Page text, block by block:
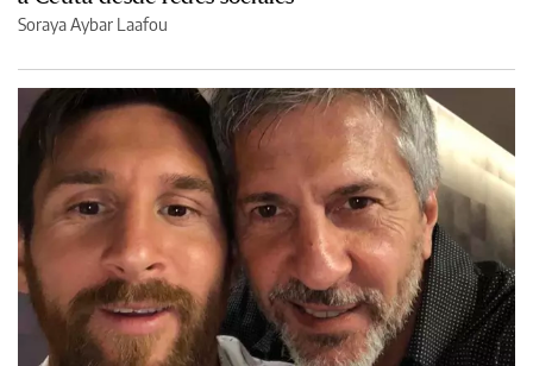
Soraya Aybar Laafou